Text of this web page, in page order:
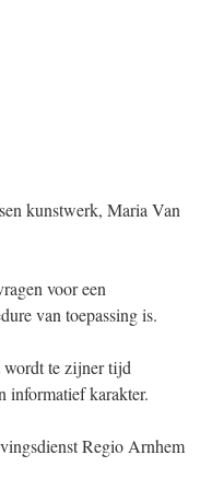
kunstwerk, Maria Van
voor een
van toepassing is.
wordt te zijner tijd
informatief karakter.
Regio Arnhem